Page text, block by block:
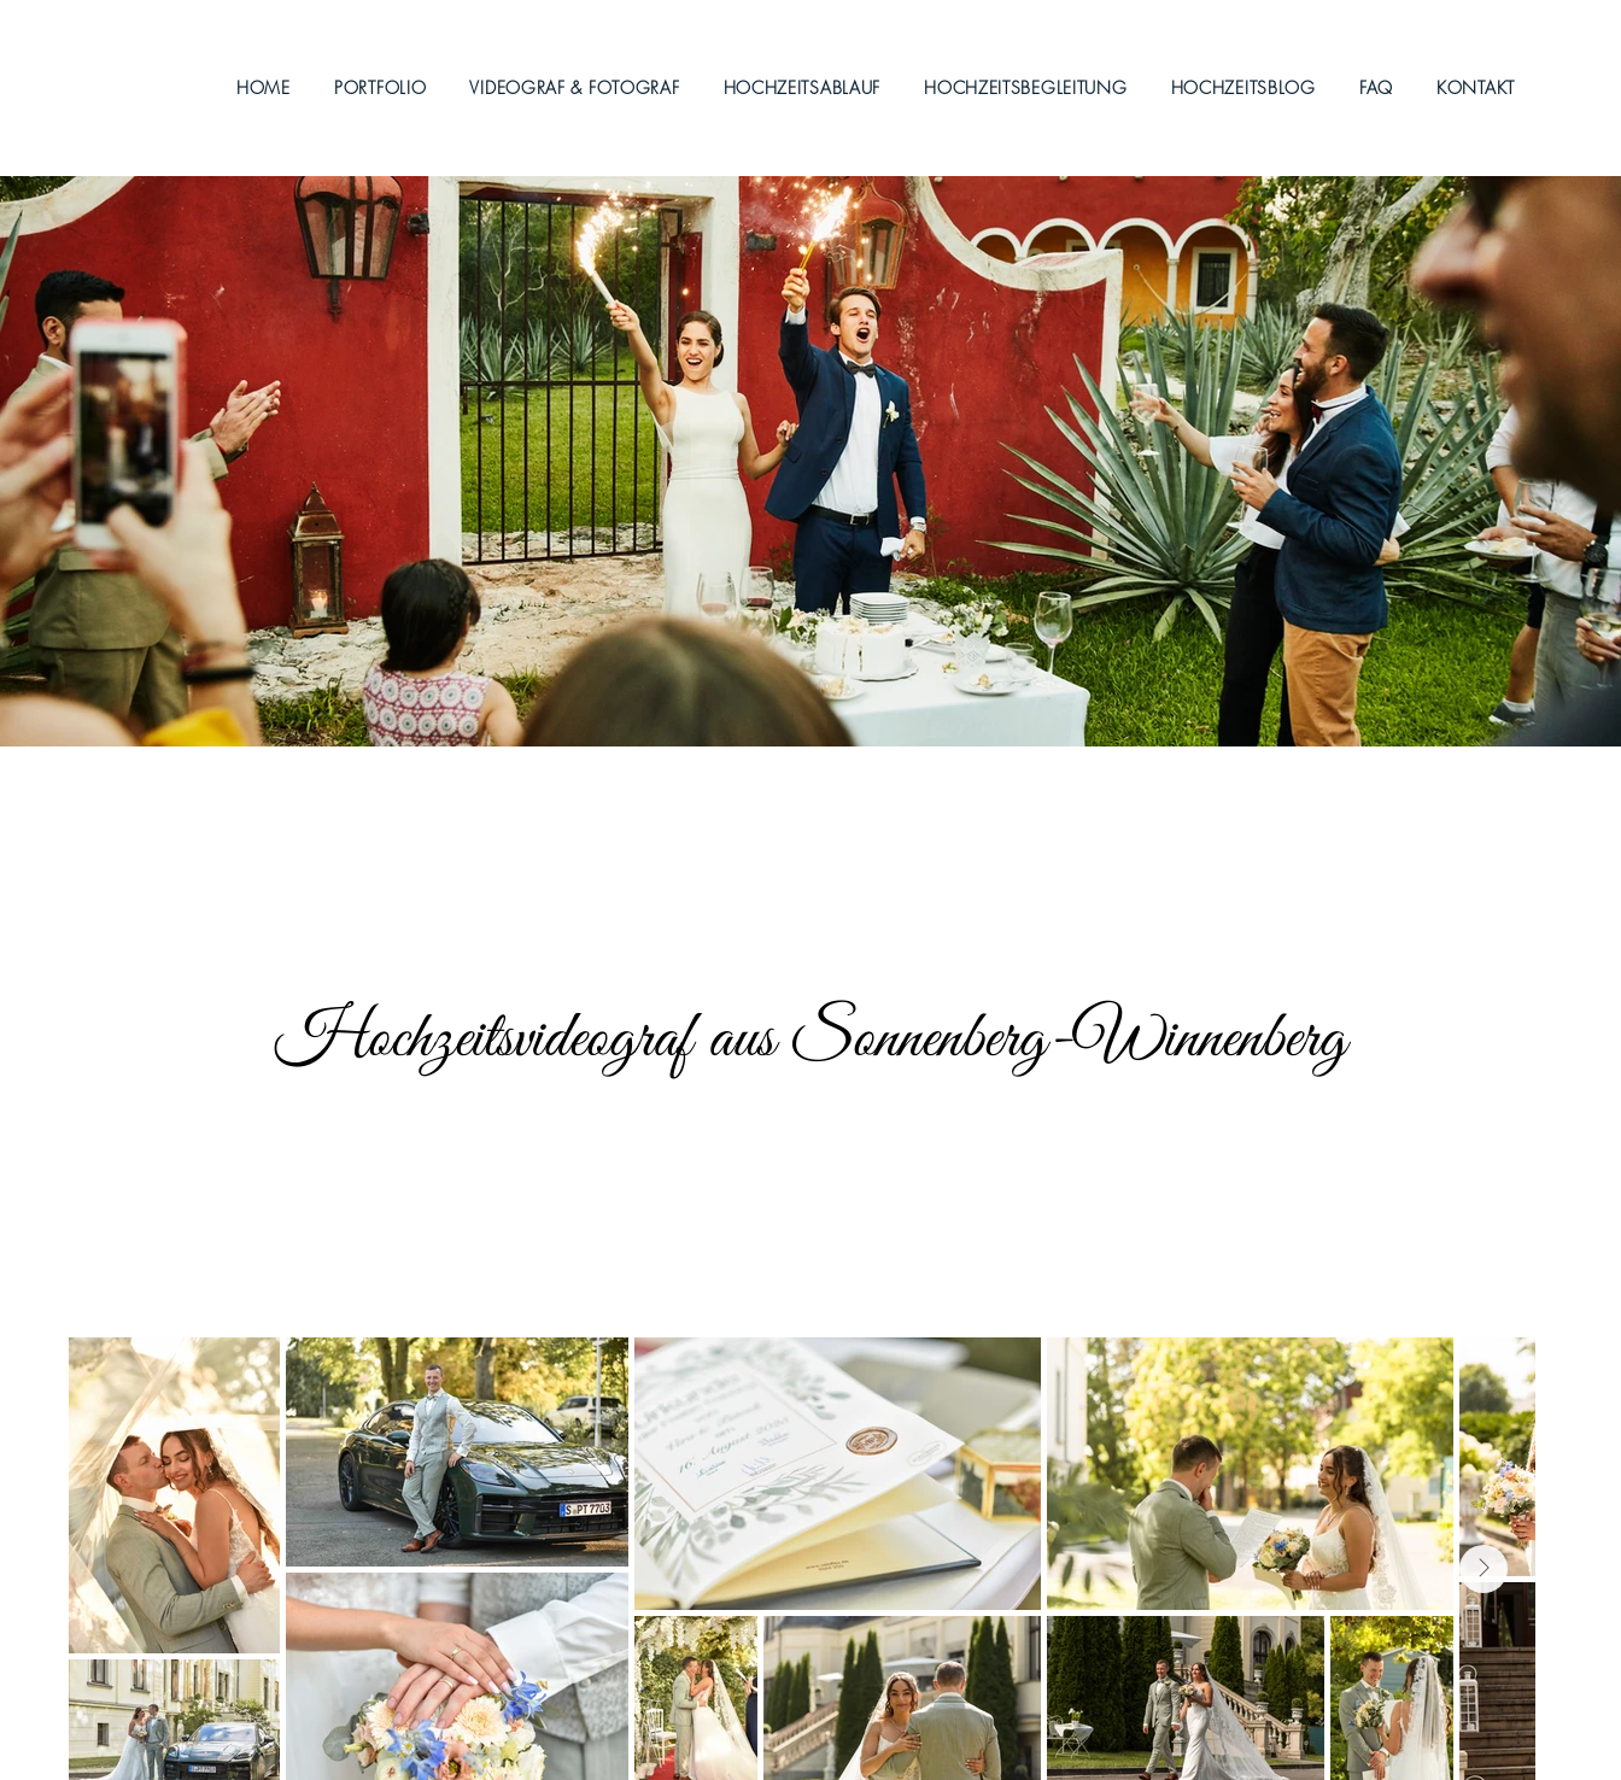
HOME PORTFOLIO VIDEOGRAF & FOTOGRAF HOCHZEITSABLAUF HOCHZEITSBEGLEITUNG HOCHZEITSBLOG FAQ KONTAKT
Hochzeitsvideograf aus Sonnenberg-Winnenberg